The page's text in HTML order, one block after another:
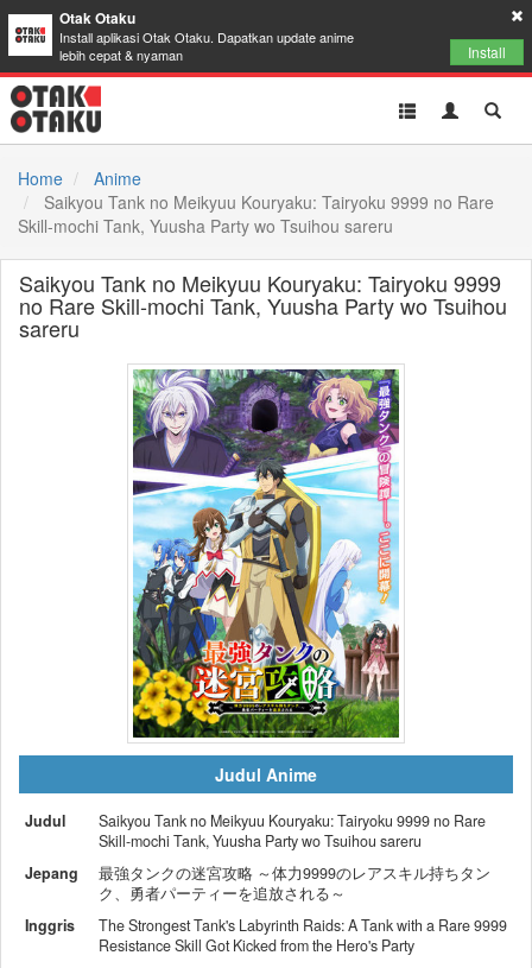
Otak Otaku
Install aplikasi Otak Otaku. Dapatkan update anime
lebih cepat & nyaman
Install
Toggle
Toggle
Home
Anime
Saikyou Tank no Meikyuu Kouryaku: Tairyoku 9999 no Rare
Skill-mochi Tank, Yuusha Party wo Tsuihou sareru
Saikyou Tank no Meikyuu Kouryaku: Tairyoku 9999
no Rare Skill-mochi Tank, Yuusha Party wo Tsuihou
sareru
Judul Anime
Judul
Saikyou Tank no Meikyuu Kouryaku: Tairyoku 9999 no Rare
Skill-mochi Tank, Yuusha Party wo Tsuihou sareru
Jepang
最強タンクの迷宮攻略 ～体力9999のレアスキル持ちタン
ク、勇者パーティーを追放される～
Inggris
The Strongest Tank's Labyrinth Raids: A Tank with a Rare 9999
Resistance Skill Got Kicked from the Hero's Party